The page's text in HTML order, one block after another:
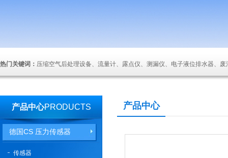
热门关键词： 压缩空气后处理设备、流量计、露点仪、测漏仪、电子液位排水器、
产品中心PRODUCTS
德国CS 压力传感器
传感器
产品中心